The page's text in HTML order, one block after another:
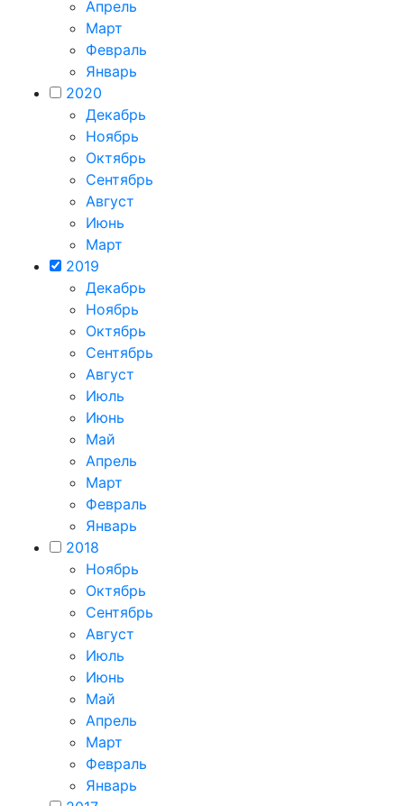
Апрель
Март
Февраль
Январь
2020
Декабрь
Ноябрь
Октябрь
Сентябрь
Август
Июнь
Март
2019
Декабрь
Ноябрь
Октябрь
Сентябрь
Август
Июль
Июнь
Май
Апрель
Март
Февраль
Январь
2018
Ноябрь
Октябрь
Сентябрь
Август
Июль
Июнь
Май
Апрель
Март
Февраль
Январь